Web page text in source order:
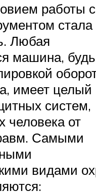
работы с
стала
Любая
машина,
имеет целый
систем,
от
Самыми
видами